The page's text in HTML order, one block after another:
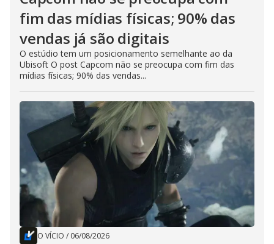
fim das mídias físicas; 90% das
vendas já são digitais
O estúdio tem um posicionamento semelhante ao da
Ubisoft O post Capcom não se preocupa com fim das
mídias físicas; 90% das vendas...
O VÍCIO / 06/08/2026